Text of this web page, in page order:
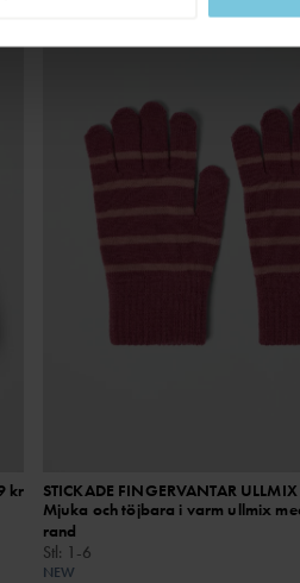
kr
STICKADE FINGERVANTAR ULLMIX
Mjuka och töjbara i varm ullmix
rand
Stl: 1-6
NEW